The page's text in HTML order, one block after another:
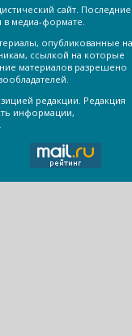
сайт. Последние
в медиа-формате.
опубликованные на
ссылкой на которые
материалов разрешено
редакции. Редакция
информации,